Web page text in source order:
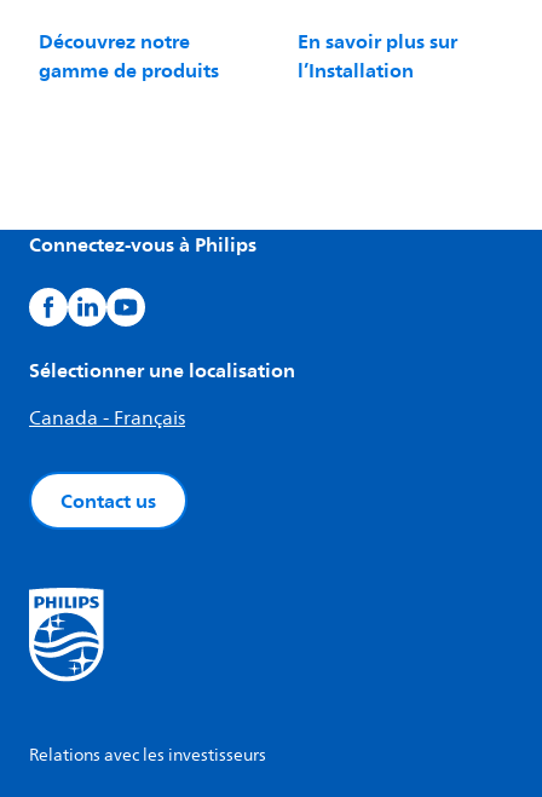
Découvrez notre
gamme de produits
En savoir plus sur
l’Installation
Connectez-vous à Philips
Sélectionner une localisation
Canada - Français
Contact us
Relations avec les investisseurs